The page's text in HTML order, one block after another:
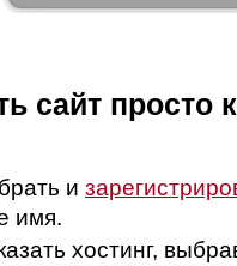
сайт просто
и
имя.
хостинг,